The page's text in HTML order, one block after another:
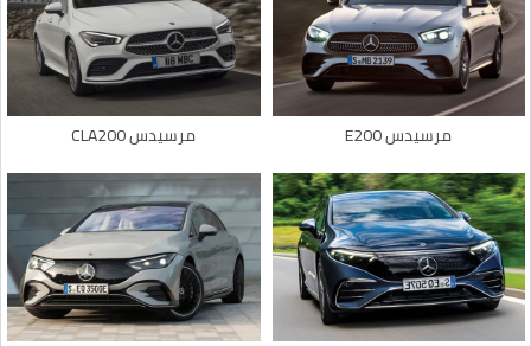
مرسيدس E200 مرسيدس CLA200